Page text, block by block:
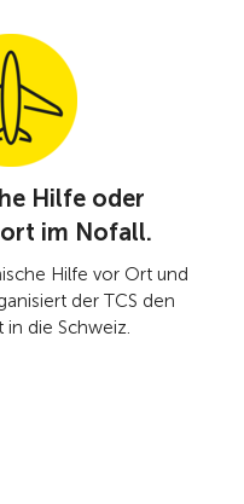
Hilfe oder
im Nofall.
Hilfe vor Ort und
der TCS den
in die Schweiz.